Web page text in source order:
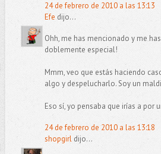
24 de febrero de 2010 a las 13:13
Efe dijo...
Ohh, me has mencionado y me
doblemente especial!
Mmm, veo que estás haciendo
algo y despelucharlo. Soy un
Eso sí, yo pensaba que irías a por
24 de febrero de 2010 a las 13:18
shopgirldijo...